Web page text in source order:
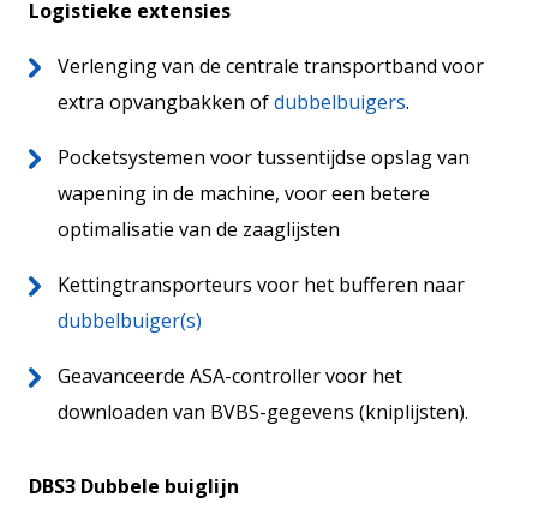
Logistieke extensies
Verlenging van de centrale transportband voor
extra opvangbakken ofdubbelbuigers.
Pocketsystemen voor tussentijdse opslag van
wapening in de machine, voor een betere
optimalisatie van de zaaglijsten
Kettingtransporteurs voor het bufferen naar
dubbelbuiger(s)
Geavanceerde ASA-controller voor het
downloaden van BVBS-gegevens (kniplijsten).
DBS3 Dubbele buiglijn